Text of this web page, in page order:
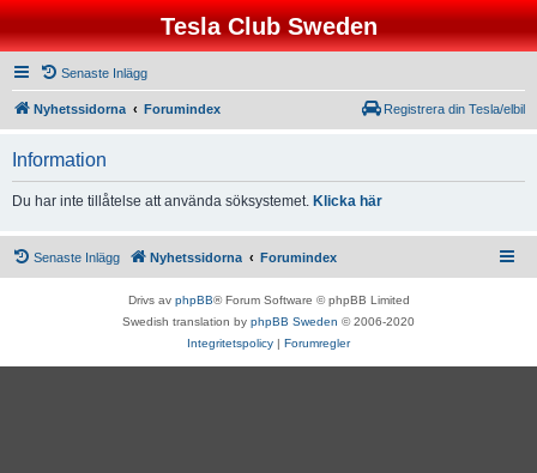
Tesla Club Sweden
Senaste Inlägg
Nyhetssidorna Forumindex Registrera din Tesla/elbil
Information
Du har inte tillåtelse att använda söksystemet. Klicka här
Senaste Inlägg Nyhetssidorna Forumindex
Drivs av phpBB® Forum Software © phpBB Limited
Swedish translation by phpBB Sweden © 2006-2020
Integritetspolicy | Forumregler